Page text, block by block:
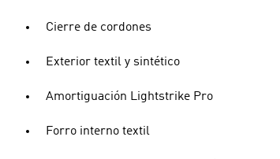
Cierre de cordones
Exterior textil y sintético
Amortiguación Lightstrike Pro
Forro interno textil